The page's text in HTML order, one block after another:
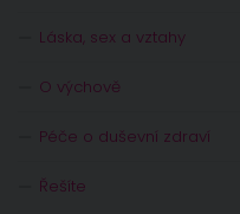
Láska, sex a vztahy
O výchově
Péče o duševní zdraví
Řešíte